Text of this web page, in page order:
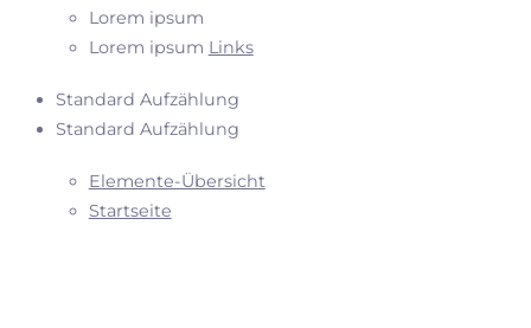
Lorem ipsum
Lorem ipsum Links
Standard Aufzählung
Standard Aufzählung
Elemente-Übersicht
Startseite